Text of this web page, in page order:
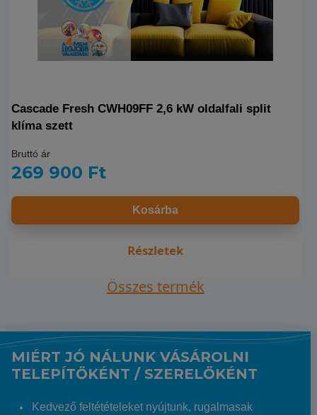
Cascade Fresh CWH09FF 2,6 kW oldalfali split
klíma szett
Bruttó ár
269 900 Ft
Kosárba
Részletek
Összes termék
MIÉRT JÓ NÁLUNK VÁSÁROLNI
TELEPÍTŐKÉNT / SZERELŐKÉNT
Kedvező feltétételeket nyújtunk, rugalmasak